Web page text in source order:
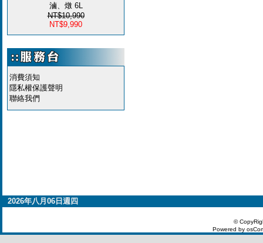
滷、燉 6L
NT$10,990
NT$9,990
消費須知
隱私權保護聲明
聯絡我們
2026年八月06日週四
©
Powered by